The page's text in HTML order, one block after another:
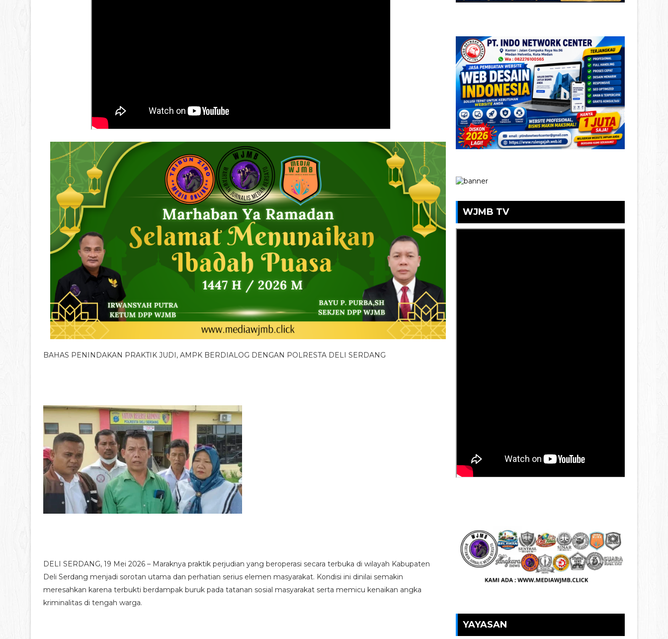
BAHAS PENINDAKAN PRAKTIK JUDI, AMPK BERDIALOG DENGAN POLRESTA DELI SERDANG
DELI SERDANG, 19 Mei 2026 – Maraknya praktik perjudian yang beroperasi secara terbuka di wilayah Kabupaten
Deli Serdang menjadi sorotan utama dan perhatian serius elemen masyarakat. Kondisi ini dinilai semakin
meresahkan karena terbukti berdampak buruk pada tatanan sosial masyarakat serta memicu kenaikan angka
kriminalitas di tengah warga.
WJMB TV
YAYASAN